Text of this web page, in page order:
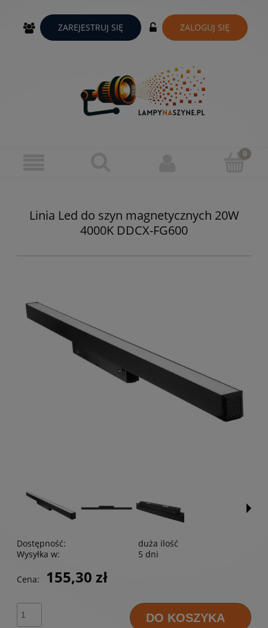
ZAREJESTRUJ SIĘ ZALOGUJ SIĘ
Linia Led do szyn magnetycznych 20W
4000K DDCX-FG600
Dostępność:
duża ilość
Wysyłka w:
5 dni
Cena: 155,30 zł
DO KOSZYKA